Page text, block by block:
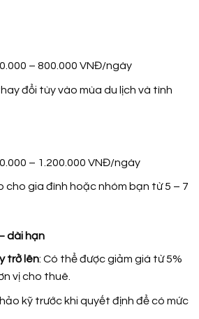
– 800.000 VNĐ/ngày
đổi tùy vào mùa du lịch và tình
– 1.200.000 VNĐ/ngày
cho gia đình hoặc nhóm bạn từ 5 – 7
dài hạn
trở lên: Có thể được giảm giá từ 5%
vị cho thuê.
kỹ trước khi quyết định để có mức